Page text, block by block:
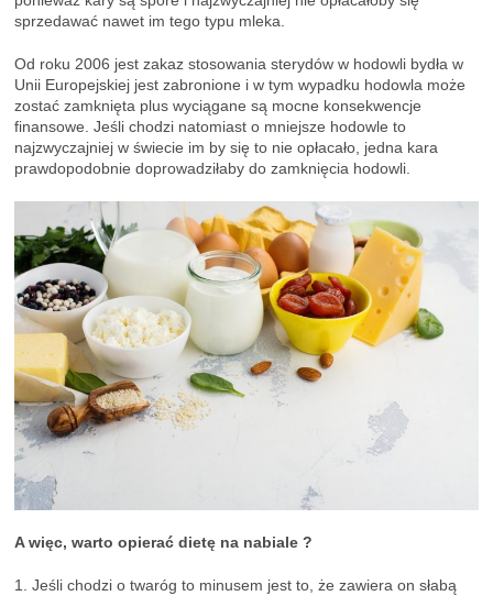
sprzedawać nawet im tego typu mleka.
Od roku 2006 jest zakaz stosowania sterydów w hodowli bydła w
Unii Europejskiej jest zabronione i w tym wypadku hodowla może
zostać zamknięta plus wyciągane są mocne konsekwencje
finansowe. Jeśli chodzi natomiast o mniejsze hodowle to
najzwyczajniej w świecie im by się to nie opłacało, jedna kara
prawdopodobnie doprowadziłaby do zamknięcia hodowli.
A więc, warto opierać dietę na nabiale ?
1. Jeśli chodzi o twaróg to minusem jest to, że zawiera on słabą